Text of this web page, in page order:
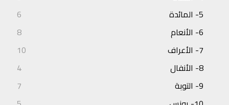
5- المائدة
6
6- الأنعام
8
7- الأعراف
10
8- الأنفال
4
9- التوبة
7